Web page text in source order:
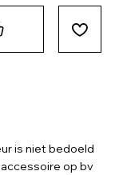
is niet bedoeld
op bv